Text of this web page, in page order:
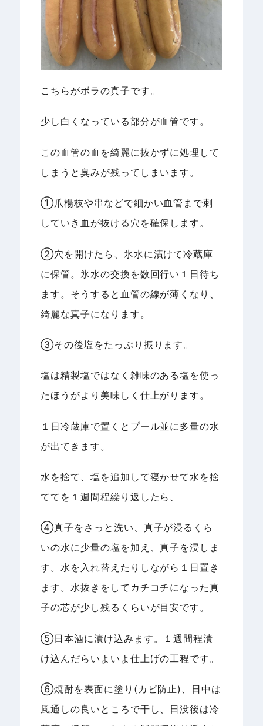
こちらがボラの真子です。
少し白くなっている部分が血管です。
この血管の血を綺麗に抜かずに処理して
しまうと臭みが残ってしまいます。
①爪楊枝や串などで細かい血管まで刺
していき血が抜ける穴を確保します。
②穴を開けたら、氷水に漬けて冷蔵庫
に保管。氷水の交換を数回行い１日待ち
ます。そうすると血管の線が薄くなり、
綺麗な真子になります。
③その後塩をたっぷり振ります。
塩は精製塩ではなく雑味のある塩を使っ
たほうがより美味しく仕上がります。
１日冷蔵庫で置くとプール並に多量の水
が出てきます。
水を捨て、塩を追加して寝かせて水を捨
ててを１週間程繰り返したら、
④真子をさっと洗い、真子が浸るくら
いの水に少量の塩を加え、真子を浸しま
す。水を入れ替えたりしながら１日置き
ます。水抜きをしてカチコチになった真
子の芯が少し残るくらいが目安です。
⑤日本酒に漬け込みます。１週間程漬
け込んだらいよいよ仕上げの工程です。
⑥焼酎を表面に塗り(カビ防止)、日中は
風通しの良いところで干し、日没後は冷